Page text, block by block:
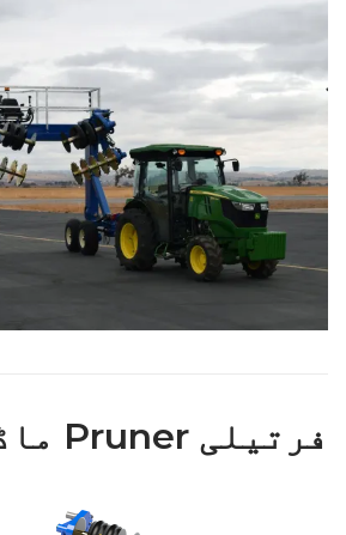
فرتیلی Pruner ماڈلز